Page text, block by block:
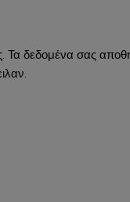
Τα δεδομένα σας